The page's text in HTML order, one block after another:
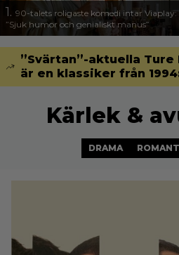
1. 90-talets roligaste komedi intar Viaplay:
”Sjuk humor och genialiskt manus”
”Svärtan”-aktuella
är en klassiker från
Kärlek &
DRAMA